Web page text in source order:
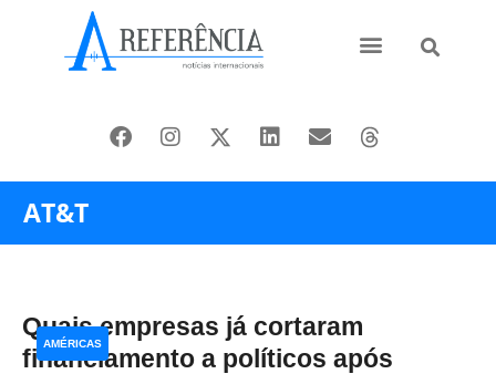
AT&T
Quais empresas já cortaram
financiamento a políticos após
AMÉRICAS